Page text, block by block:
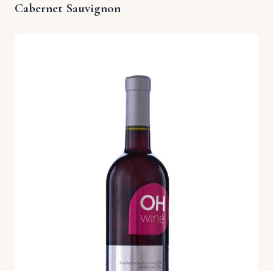
Cabernet Sauvignon